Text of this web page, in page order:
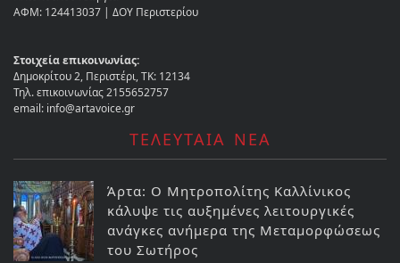
ΑΦΜ: 124413037 | ΔΟΥ Περιστερίου
Στοιχεία επικοινωνίας:
Δημοκρίτου 2, Περιστέρι, ΤΚ: 12134
Τηλ. επικοινωνίας 2155652757
email: info@artavoice.gr
ΤΕΛΕΥΤΑΙΑ ΝΕΑ
Άρτα: Ο Μητροπολίτης Καλλίνικος
κάλυψε τις αυξημένες λειτουργικές
ανάγκες ανήμερα της Μεταμορφώσεως
του Σωτήρος